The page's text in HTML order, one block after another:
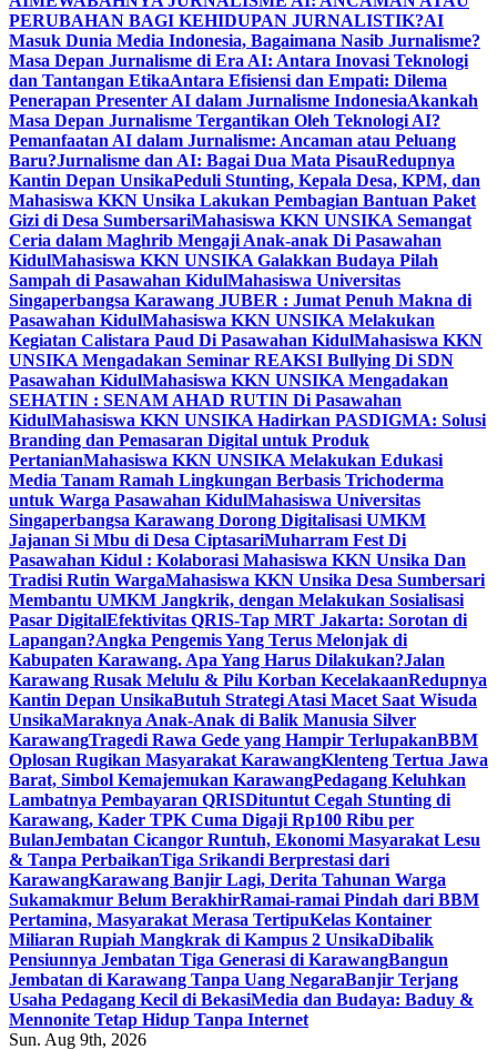
PERUBAHAN BAGI KEHIDUPAN JURNALISTIK?AI
Masuk Dunia Media Indonesia, Bagaimana Nasib Jurnalisme?
Masa Depan Jurnalisme di Era AI: Antara Inovasi Teknologi
dan Tantangan EtikaAntara Efisiensi dan Empati: Dilema
Penerapan Presenter AI dalam Jurnalisme IndonesiaAkankah
Masa Depan Jurnalisme Tergantikan Oleh Teknologi AI?
Pemanfaatan AI dalam Jurnalisme: Ancaman atau Peluang
Baru?Jurnalisme dan AI: Bagai Dua Mata PisauRedupnya
Kantin Depan UnsikaPeduli Stunting, Kepala Desa, KPM, dan
Mahasiswa KKN Unsika Lakukan Pembagian Bantuan Paket
Gizi di Desa SumbersariMahasiswa KKN UNSIKA Semangat
Ceria dalam Maghrib Mengaji Anak-anak Di Pasawahan
KidulMahasiswa KKN UNSIKA Galakkan Budaya Pilah
Sampah di Pasawahan KidulMahasiswa Universitas
Singaperbangsa Karawang JUBER : Jumat Penuh Makna di
Pasawahan KidulMahasiswa KKN UNSIKA Melakukan
Kegiatan Calistara Paud Di Pasawahan KidulMahasiswa KKN
UNSIKA Mengadakan Seminar REAKSI Bullying Di SDN
Pasawahan KidulMahasiswa KKN UNSIKA Mengadakan
SEHATIN : SENAM AHAD RUTIN Di Pasawahan
KidulMahasiswa KKN UNSIKA Hadirkan PASDIGMA: Solusi
Branding dan Pemasaran Digital untuk Produk
PertanianMahasiswa KKN UNSIKA Melakukan Edukasi
Media Tanam Ramah Lingkungan Berbasis Trichoderma
untuk Warga Pasawahan KidulMahasiswa Universitas
Singaperbangsa Karawang Dorong Digitalisasi UMKM
Jajanan Si Mbu di Desa CiptasariMuharram Fest Di
Pasawahan Kidul : Kolaborasi Mahasiswa KKN Unsika Dan
Tradisi Rutin WargaMahasiswa KKN Unsika Desa Sumbersari
Membantu UMKM Jangkrik, dengan Melakukan Sosialisasi
Pasar DigitalEfektivitas QRIS-Tap MRT Jakarta: Sorotan di
Lapangan?Angka Pengemis Yang Terus Melonjak di
Kabupaten Karawang. Apa Yang Harus Dilakukan?Jalan
Karawang Rusak Melulu & Pilu Korban KecelakaanRedupnya
Kantin Depan UnsikaButuh Strategi Atasi Macet Saat Wisuda
UnsikaMaraknya Anak-Anak di Balik Manusia Silver
KarawangTragedi Rawa Gede yang Hampir TerlupakanBBM
Oplosan Rugikan Masyarakat KarawangKlenteng Tertua Jawa
Barat, Simbol Kemajemukan KarawangPedagang Keluhkan
Lambatnya Pembayaran QRISDituntut Cegah Stunting di
Karawang, Kader TPK Cuma Digaji Rp100 Ribu per
BulanJembatan Cicangor Runtuh, Ekonomi Masyarakat Lesu
& Tanpa PerbaikanTiga Srikandi Berprestasi dari
KarawangKarawang Banjir Lagi, Derita Tahunan Warga
Sukamakmur Belum BerakhirRamai-ramai Pindah dari BBM
Pertamina, Masyarakat Merasa TertipuKelas Kontainer
Miliaran Rupiah Mangkrak di Kampus 2 UnsikaDibalik
Pensiunnya Jembatan Tiga Generasi di KarawangBangun
Jembatan di Karawang Tanpa Uang NegaraBanjir Terjang
Usaha Pedagang Kecil di BekasiMedia dan Budaya: Baduy &
Mennonite Tetap Hidup Tanpa Internet
Sun. Aug 9th, 2026